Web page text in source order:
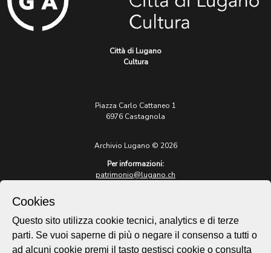
Città di Lugano
Cultura
Piazza Carlo Cattaneo 1
6976 Castagnola
Archivio Lugano © 2026
Per informazioni:
patrimonio@lugano.ch
lugano.ch
Cookie policy
Cookies
Questo sito utilizza cookie tecnici, analytics e di terze
parti. Se vuoi saperne di più o negare il consenso a tutti o
ad alcuni cookie premi il tasto gestisci cookie o consulta